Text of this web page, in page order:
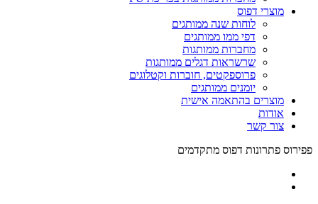
מוצרי דפוס
לוחות שנה ממותגים
דפי ממו ממותגים
מחברות ממותגות
שרשראות דגלים ממותגות
פרוספקטים, חוברות וקטלוגים
יומנים ממותגים
מוצרים בהתאמה אישית
אודות
צור קשר
פפירוס פתרונות דפוס מתקדמים